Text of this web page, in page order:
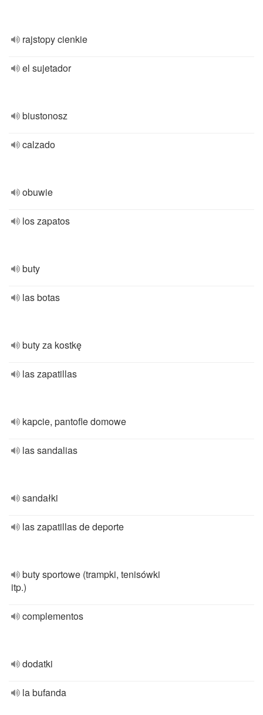
rajstopy cienkie
el sujetador
biustonosz
calzado
obuwie
los zapatos
buty
las botas
buty za kostkę
las zapatillas
kapcie, pantofle domowe
las sandalias
sandałki
las zapatillas de deporte
buty sportowe (trampki, tenisówki
itp.)
complementos
dodatki
la bufanda